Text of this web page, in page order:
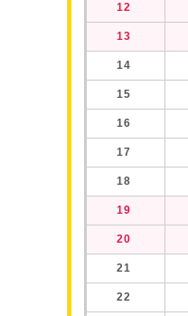
12
13
14
15
16
17
18
19
20
21
22